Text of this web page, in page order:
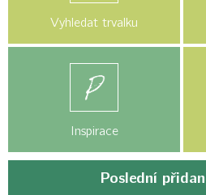
Vyhledat trvalku
Inspirace
Poslední